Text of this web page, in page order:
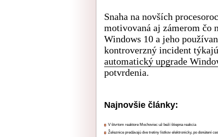
Snaha na novších
motivovaná aj zámerom čo
Windows 10 a jeho
kontroverzný incident
automatický upgrade
potvrdenia.
Najnovšie články:
V štvrtom reaktore Mochoviec už beží štiepna reakcia
Železnice predávajú dve tretiny lístkov elektronicky, po donútení